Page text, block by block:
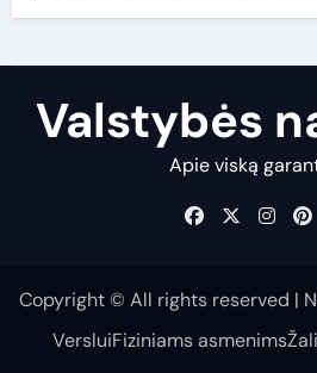
Valstybės
Apie viską
Copyright © All rights reserved |
VersluiFiziniams asmenims